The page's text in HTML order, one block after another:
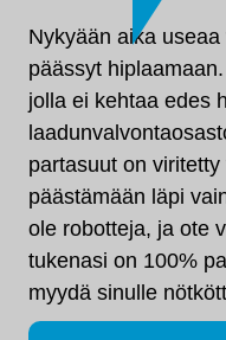
Nykyään aika
päässyt
jolla ei kehtaa edes
partasuut on
päästämään läpi
ole robotteja, ja ote
tukenasi on 100%
myydä sinulle